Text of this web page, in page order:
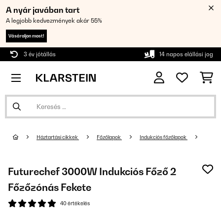
A nyár javában tart
A legjobb kedvezmények akár 55%
Vásároljon most!
3 év jótállás 14 napos elállási jog
Háztartási cikkek Főzőlapok Indukciós főzőlapok
Futurechef 3000W Indukciós Főző 2
Főzőzónás Fekete
40 értékelés